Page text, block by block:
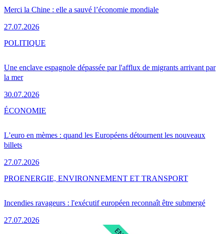
Merci la Chine : elle a sauvé l’économie mondiale
27.07.2026
Une enclave espagnole dépassée par l'afflux de migrants arrivant par
la mer
30.07.2026
POLITIQUE
L’euro en mèmes : quand les Européens détournent les nouveaux
billets
27.07.2026
ÉCONOMIE
Incendies ravageurs : l'exécutif européen reconnaît être submergé
27.07.2026
PROENERGIE, ENVIRONNEMENT ET TRANSPORT